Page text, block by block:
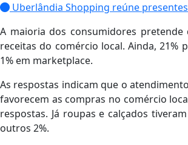
Uberlândia Shopping reúne
A maioria dos consumidores
receitas do comércio local. Ainda, 21%
1% em marketplace.
As respostas indicam que o
favorecem as compras no comércio
respostas. Já roupas e calçados
outros 2%.